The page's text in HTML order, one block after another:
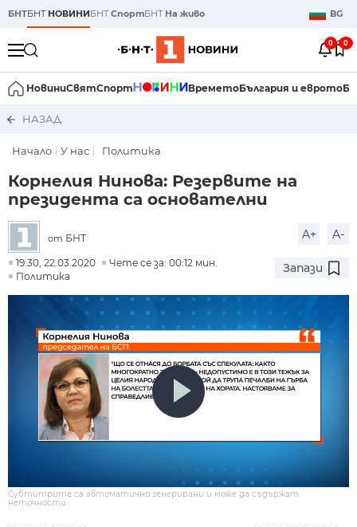
БНТБНТ НОВИНИБНТСпортБНТ На живо BG
0 0
НовиниСвятСпорт ВреметоБългария и еврото
НАЗАД
Начало У нас Политика
Корнелия Нинова: Резервите на
президента са основателни
от БНТ A+ A-
19:30, 22.03.2020
Чете се за: 00:12 мин.
Политика
Запази
Субтитрите са автоматично генерирани и може да съдържат
неточности.